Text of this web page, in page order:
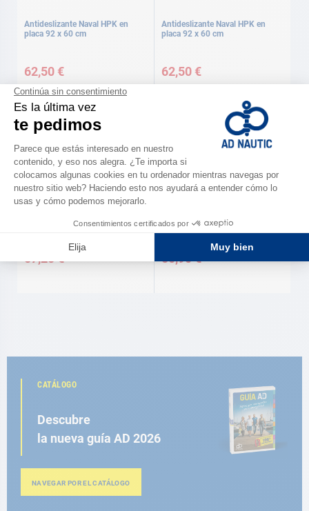
Antideslizante Naval HPK en
placa 92 x 60 cm
62,50 €
Antideslizante Naval HPK en
placa 92 x 60 cm
62,50 €
HARKEN
57,20 €
Psp
50,90 €
CATÁLOGO
Descubre
la nueva guía AD 2026
NAVEGAR POR EL CATÁLOGO